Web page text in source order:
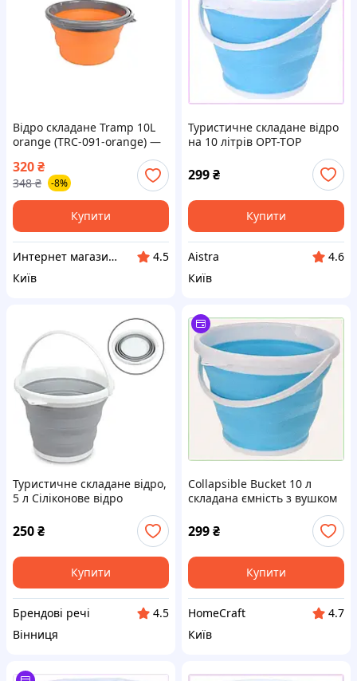
Відро складане Tramp 10L
orange (TRC-091-orange) —
320₴
348 ₴ -8%
Купити
Интернет магазин "Домовичок"
4.5
Київ
Туристичне складане відро
на 10 літрів OPT-TOP
(1756374708) 8M5E80203
299₴
Купити
Aistra
4.6
Київ
Туристичне складане відро,
5 л Cіліконове відро
250₴
Купити
Брендові речі
4.5
Вінниця
Collapsible Bucket 10 л
складана ємність з вушком
299₴
Купити
HomeCraft
4.7
Київ